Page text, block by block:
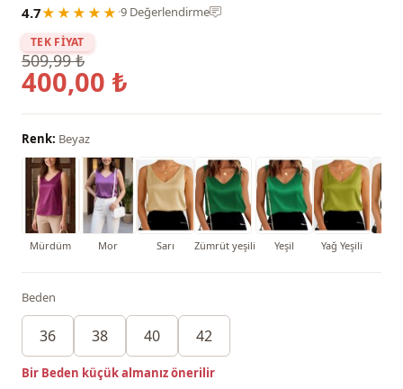
4.7★★★★★ ·9 Değerlendirme
TEK FİYAT
509,99 ₺
400,00 ₺
Renk: Beyaz
Mürdüm Mor Sarı Zümrüt yeşili Yeşil Yağ Yeşili
Beden
36 38 40 42
Bir Beden küçük almanız önerilir